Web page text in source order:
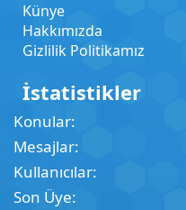
Künye
Hakkımızda
Gizlilik Politikamız
İstatistikler
Konular
Mesajlar
Kullanıcılar
Son Üye